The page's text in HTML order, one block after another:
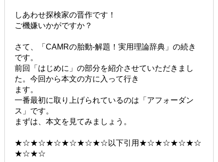
しあわせ探検家の晋作です！
ご機嫌いかがですか？
さて、「CAMRの胎動-解題！実用理論辞典」の続き
です。
前回「はじめに」の部分を紹介させていただきまし
た。今回から本文の方に入って行き
ます。
一番最初に取り上げられているのは「アフォーダン
ス」です。
まずは、本文を見てみましょう。
★☆★☆★☆★☆★☆★☆以下引用★☆★☆★☆★☆
★☆★☆